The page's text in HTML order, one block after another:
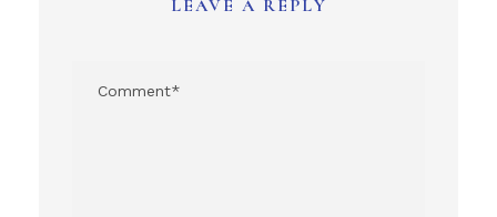
LEAVE A REPLY